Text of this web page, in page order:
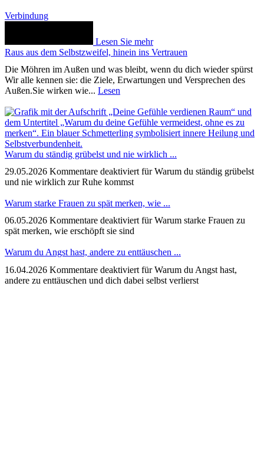
Verbindung
Lesen Sie mehr
Raus aus dem Selbstzweifel, hinein ins Vertrauen
Die Möhren im Außen und was bleibt, wenn du dich wieder spürst
Wir alle kennen sie: die Ziele, Erwartungen und Versprechen des
Außen.Sie wirken wie... Lesen
Warum du ständig grübelst und nie wirklich ...
29.05.2026 Kommentare deaktiviert für Warum du ständig grübelst
und nie wirklich zur Ruhe kommst
Warum starke Frauen zu spät merken, wie ...
06.05.2026 Kommentare deaktiviertfür Warum starke Frauen zu
spät merken, wie erschöpft sie sind
Warum du Angst hast, andere zu enttäuschen ...
16.04.2026 Kommentare deaktiviert für Warum du Angst hast,
andere zu enttäuschen und dich dabei selbst verlierst